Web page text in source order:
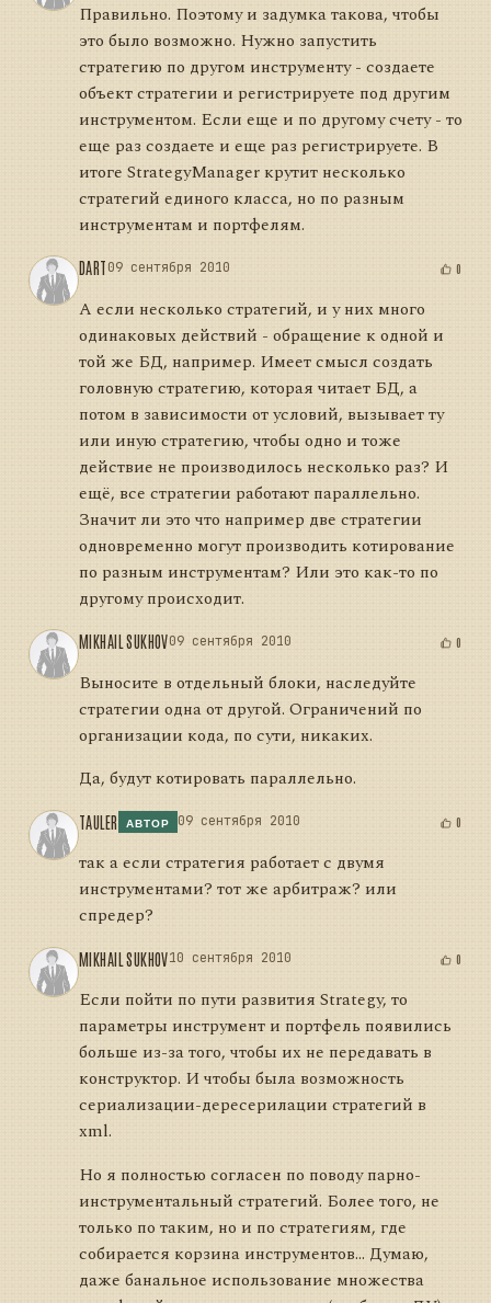
Правильно. Поэтому и задумка такова, чтобы
это было возможно. Нужно запустить
стратегию по другом инструменту - создаете
объект стратегии и регистрируете под другим
инструментом. Если еще и по другому счету - то
еще раз создаете и еще раз регистрируете. В
итоге StrategyManager крутит несколько
стратегий единого класса, но по разным
инструментам и портфелям.
DART09 сентября 2010 0
А если несколько стратегий, и у них много
одинаковых действий - обращение к одной и
той же БД, например. Имеет смысл создать
головную стратегию, которая читает БД, а
потом в зависимости от условий, вызывает ту
или иную стратегию, чтобы одно и тоже
действие не производилось несколько раз? И
ещё, все стратегии работают параллельно.
Значит ли это что например две стратегии
одновременно могут производить котирование
по разным инструментам? Или это как-то по
другому происходит.
MIKHAIL SUKHOV09 сентября 2010 0
Выносите в отдельный блоки, наследуйте
стратегии одна от другой. Ограничений по
организации кода, по сути, никаких.
Да, будут котировать параллельно.
TAULER АВТОР 09 сентября 2010 0
так а если стратегия работает с двумя
инструментами? тот же арбитраж? или
спредер?
MIKHAIL SUKHOV10 сентября 2010 0
Если пойти по пути развития Strategy, то
параметры инструмент и портфель появились
больше из-за того, чтобы их не передавать в
конструктор. И чтобы была возможность
сериализации-дересерилации стратегий в
xml.
Но я полностью согласен по поводу парно-
инструментальный стратегий. Более того, не
только по таким, но и по стратегиям, где
собирается корзина инструментов... Думаю,
даже банальное использование множества